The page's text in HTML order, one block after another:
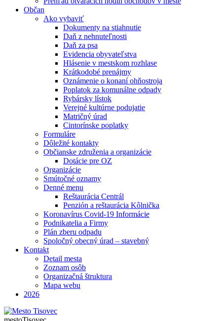
Občan
Ako vybaviť
Dokumenty na stiahnutie
Daň z nehnuteľnosti
Daň za psa
Evidencia obyvateľstva
Hlásenie v mestskom rozhlase
Krátkodobé prenájmy
Oznámenie o konaní ohňostroja
Poplatok za komunálne odpady
Rybársky lístok
Verejné kultúrne podujatie
Matričný úrad
Cintorínske poplatky
Formuláre
Dôležité kontakty
Občianske združenia a organizácie
Dotácie pre OZ
Organizácie
Smútočné oznamy
Denné menu
Reštaurácia Centrál
Penzión a reštaurácia Kôlnička
Koronavírus Covid-19 Informácie
Podnikatelia a Firmy
Plán zberu odpadu
Spoločný obecný úrad – stavebný
Kontakt
Detail mesta
Zoznam osôb
Organizačná štruktura
Mapa webu
2026